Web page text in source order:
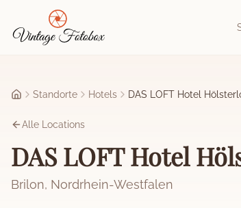
Zum Hauptinhalt springen
Startseite
Standorte Hotels DAS LOFT Hotel
Alle Locations
DAS LOFT Hotel
Brilon, Nordrhein-Westfalen